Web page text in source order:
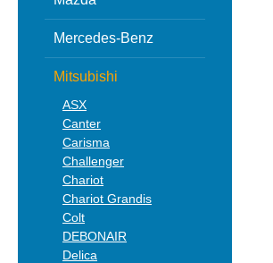
Mercedes-Benz
Mitsubishi
ASX
Canter
Carisma
Challenger
Chariot
Chariot Grandis
Colt
DEBONAIR
Delica